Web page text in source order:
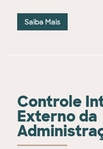
Saiba Mais
Controle
Externo da